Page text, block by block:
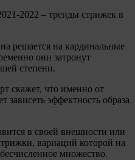
2022 – тренды стрижек в
решается на кардинальные
они затронут
степени.
скажет, что именно от
зависеть эффектность образа
в своей внешности или
вариаций которой на
множество.